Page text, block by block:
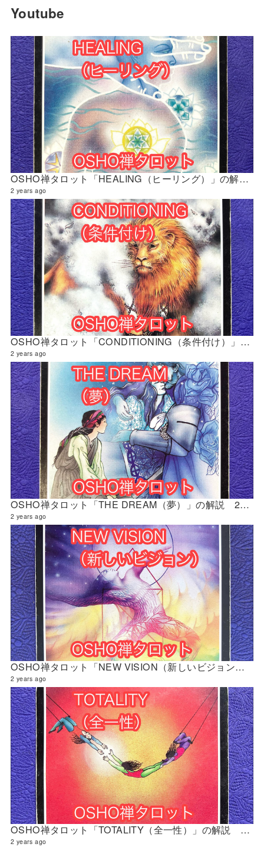
Youtube
OSHO禅タロット「HEALING（ヒーリング）」の解説 2024年5月の門鑑定（官門）
2 years ago
OSHO禅タロット「CONDITIONING（条件付け）」の解説 2024年5月の門鑑定（財門）
2 years ago
OSHO禅タロット「THE DREAM（夢）」の解説 2024年5月の門鑑定（創門）
2 years ago
OSHO禅タロット「NEW VISION（新しいビジョン）」の解説 2024年5月の門鑑定（立門）
2 years ago
OSHO禅タロット「TOTALITY（全一性）」の解説 2024年4月の門鑑定（創門）
2 years ago